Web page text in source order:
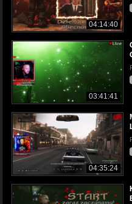
04:14:40
03:41:41
04:35:24